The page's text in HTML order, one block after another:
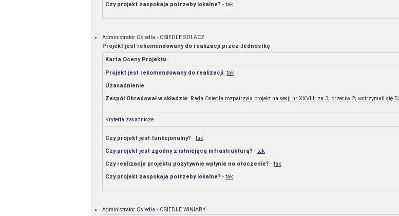
Czy projekt zaspokaja potrzeby lokalne? - tak
Administrator Osiedla - OSIEDLE SOŁACZ
Projekt jest rekomendowany do realizacji przez Jednostkę
Karta Oceny Projektu
Projekt jest rekomendowany do realizacji: tak
Uzasadnienie
Zespół Obradował w składzie: Rada Osiedla rozpatrzyła projekt na sesji nr XXVIII: za 3; przeciw 2; wstrzymali się 5;
Kryteria zasadnicze
Czy projekt jest funkcjonalny? - tak
Czy projekt jest zgodny z istniejącą infrastrukturą? - tak
Czy realizacja projektu pozytywnie wpłynie na otoczenie? - tak
Czy projekt zaspokaja potrzeby lokalne? - tak
Administrator Osiedla - OSIEDLE WINIARY